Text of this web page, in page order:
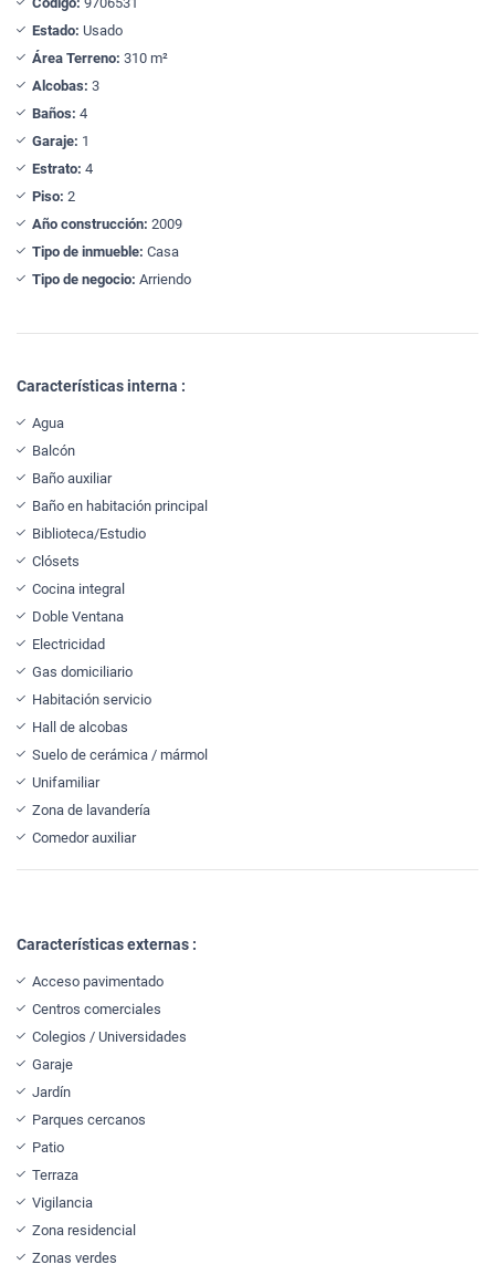
Estado: Usado
Área Terreno: 310 m²
Alcobas: 3
Baños: 4
Garaje: 1
Estrato: 4
Piso: 2
Año construcción: 2009
Tipo de inmueble: Casa
Tipo de negocio: Arriendo
Características interna :
Agua
Balcón
Baño auxiliar
Baño en habitación principal
Biblioteca/Estudio
Clósets
Cocina integral
Doble Ventana
Electricidad
Gas domiciliario
Habitación servicio
Hall de alcobas
Suelo de cerámica / mármol
Unifamiliar
Zona de lavandería
Comedor auxiliar
Características externas :
Acceso pavimentado
Centros comerciales
Colegios / Universidades
Garaje
Jardín
Parques cercanos
Patio
Terraza
Vigilancia
Zona residencial
Zonas verdes